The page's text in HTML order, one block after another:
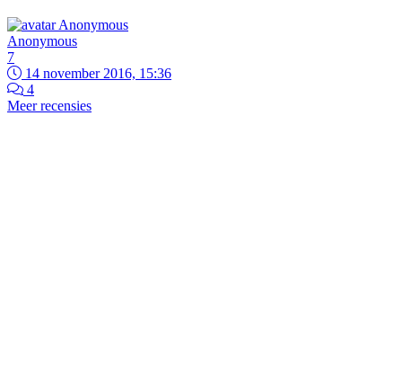
Anonymous
7
14 november 2016, 15:36
4
Meer recensies